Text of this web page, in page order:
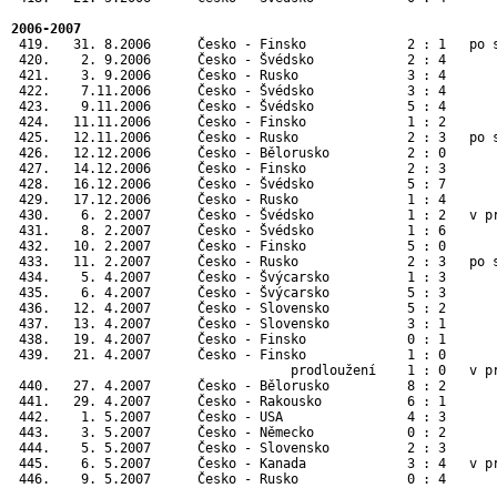
2006-2007
419.   31. 8.2006      Česko - Finsko             2 : 1   po
420.    2. 9.2006      Česko - Švédsko            2 : 4
421.    3. 9.2006      Česko - Rusko              3 : 4
422.    7.11.2006      Česko - Švédsko            3 : 4
423.    9.11.2006      Česko - Švédsko            5 : 4
424.   11.11.2006      Česko - Finsko             1 : 2
425.   12.11.2006      Česko - Rusko              2 : 3   po
426.   12.12.2006      Česko - Bělorusko          2 : 0
427.   14.12.2006      Česko - Finsko             2 : 3
428.   16.12.2006      Česko - Švédsko            5 : 7
429.   17.12.2006      Česko - Rusko              1 : 4
430.    6. 2.2007      Česko - Švédsko            1 : 2   v
431.    8. 2.2007      Česko - Švédsko            1 : 6
432.   10. 2.2007      Česko - Finsko             5 : 0
433.   11. 2.2007      Česko - Rusko              2 : 3   po
434.    5. 4.2007      Česko - Švýcarsko          1 : 3
435.    6. 4.2007      Česko - Švýcarsko          5 : 3
436.   12. 4.2007      Česko - Slovensko          5 : 2
437.   13. 4.2007      Česko - Slovensko          3 : 1
438.   19. 4.2007      Česko - Finsko             0 : 1
439.   21. 4.2007      Česko - Finsko             1 : 0
prodloužení    1 : 0   v
440.   27. 4.2007      Česko - Bělorusko
441.   29. 4.2007      Česko - Rakousko
442.    1. 5.2007      Česko - USA
443.    3. 5.2007      Česko - Německo
444.    5. 5.2007      Česko - Slovensko
445.    6. 5.2007      Česko - Kanada             3 : 4
446.    9. 5.2007      Česko - Rusko